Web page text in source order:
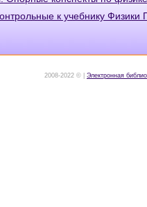
к учебнику Физики
2008-2022 © | Электронная